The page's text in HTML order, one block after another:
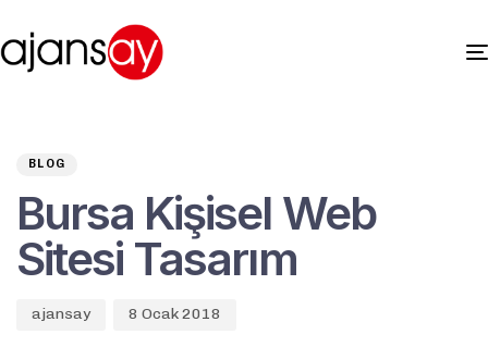
BLOG
Bursa Kişisel Web
Sitesi Tasarım
ajansay 8 Ocak 2018